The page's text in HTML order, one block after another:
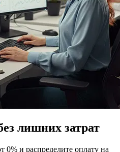
лишних затрат
0% и распределите оплату на